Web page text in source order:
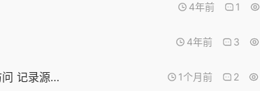
4年前 1
4年前 3
一为（onenav）主题导航 – 导航条弹出 最近访问 记录源码添加教程 1个月前 2